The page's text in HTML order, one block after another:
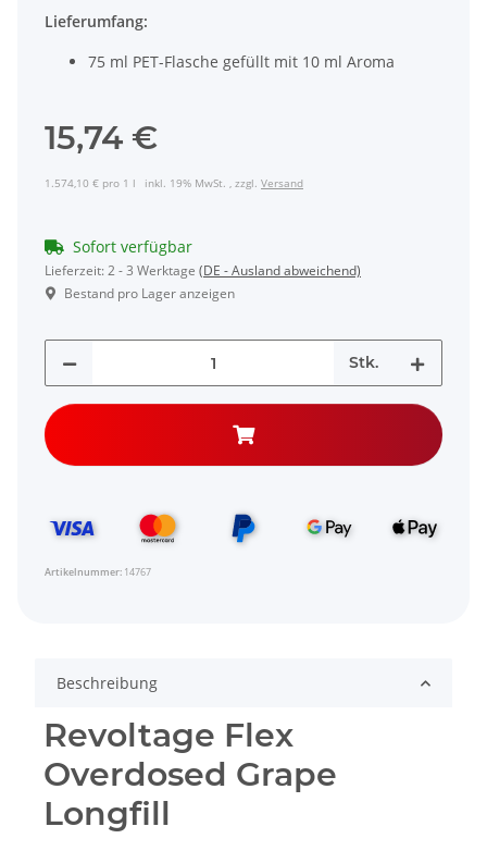
Lieferumfang:
75 ml PET-Flasche gefüllt mit 10 ml Aroma
15,74 €
1.574,10 € pro 1 l inkl. 19% MwSt. , zzgl. Versand
Sofort verfügbar
Lieferzeit:2 - 3 Werktage (DE - Ausland abweichend)
Bestand pro Lager anzeigen
Stk.
Artikelnummer: 14767
Beschreibung
Revoltage Flex
Overdosed Grape
Longfill